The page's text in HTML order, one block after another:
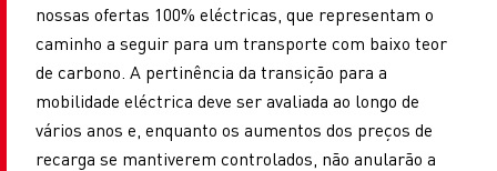
nossas ofertas 100% eléctricas, que representam o
caminho a seguir para um transporte com baixo teor
de carbono. A pertinência da transição para a
mobilidade eléctrica deve ser avaliada ao longo de
vários anos e, enquanto os aumentos dos preços de
recarga se mantiverem controlados, não anularão a